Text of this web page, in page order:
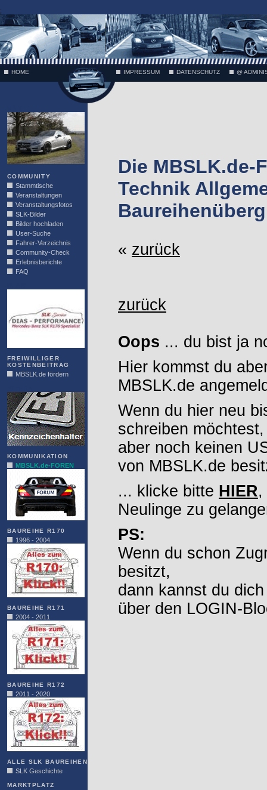
;
HOME IMPRESSUM DATENSCHUTZ @
COMMUNITY
Stammtische
Veranstaltungen
Veranstaltungsfotos
SLK-Bilder
Bilder hochladen
User-Suche
Fahrer-Verzeichnis
Community-Check
Erlebnisberichte
FAQ
FREIWILLIGER
KOSTENBEITRAG
MBSLK.de fördern
KOMMUNIKATION
MBSLK.de-FOREN
BAUREIHE R170
1996 - 2004
BAUREIHE R171
2004 - 2011
BAUREIHE R172
2011 - 2020
ALLE SLK BAUREIHEN
SLK Geschichte
MARKTPLATZ
Die MBSLK.de-
Technik
« zurück
zurück
Oops ... du bist ja
Hier kommst du
MBSLK.de
Wenn du hier neu
schreiben möchtest,
aber noch keinen
von MBSLK.de
... klicke bitte HIER,
Neulinge zu
PS:
Wenn du schon
besitzt,
dann kannst du
über den LOGIN-